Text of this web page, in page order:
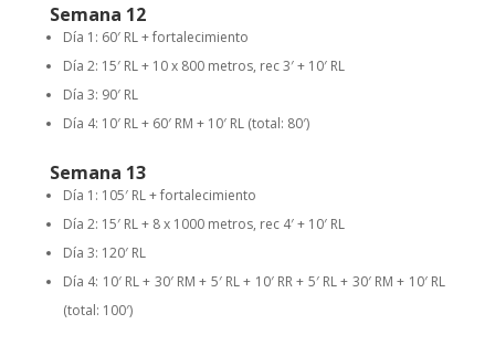
Semana 12
Día 1: 60′ RL + fortalecimiento
Día 2: 15′ RL + 10 x 800 metros, rec 3′ + 10′ RL
Día 3: 90′ RL
Día 4: 10′ RL + 60′ RM + 10′ RL (total: 80′)
Semana 13
Día 1: 105′ RL + fortalecimiento
Día 2: 15′ RL + 8 x 1000 metros, rec 4′ + 10′ RL
Día 3: 120′ RL
Día 4: 10′ RL + 30′ RM + 5′ RL + 10′ RR + 5′ RL + 30′ RM + 10′ RL
(total: 100′)